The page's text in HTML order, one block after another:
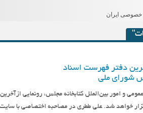
خصوصی ایران
دفتر فهرست اسناد
شورای ملی
و امور بین‌الملل کتابخانه مجلس، رونمایی
خواهد شد. علی ططری در مصاحبه اختصاصی با سایت